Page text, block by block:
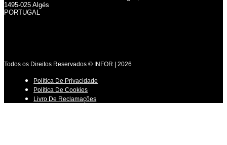
1495-025 Algés
PORTUGAL
Todos os Direitos Reservados © INFOR | 2026
Política De Privacidade
Política De Cookies
Livro De Reclamações